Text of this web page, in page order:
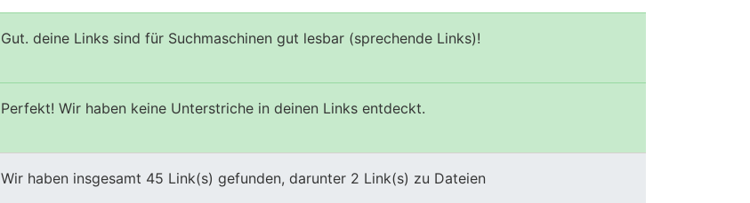
Gut. deine Links sind für Suchmaschinen gut lesbar (sprechende Links)!
Perfekt! Wir haben keine Unterstriche in deinen Links entdeckt.
Wir haben insgesamt 45 Link(s) gefunden, darunter 2 Link(s) zu Dateien